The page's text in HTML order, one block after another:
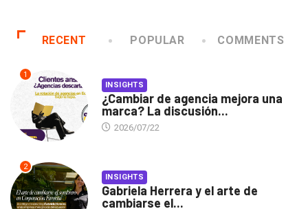
RECENT POPULAR COMMENTS
1
INSIGHTS
¿Cambiar de agencia mejora una
marca? La discusión...
2026/07/22
2
INSIGHTS
Gabriela Herrera y el arte de
cambiarse el...